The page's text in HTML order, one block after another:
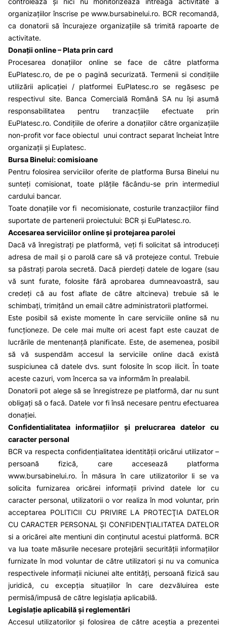
organizațiilor înscrise pewww.bursabinelui.ro. BCR recomandă,
ca donatorii să încurajeze organizațiile să trimită rapoarte de
activitate.
Donații online – Plata prin card
Procesarea donațiilor online se face de către platforma
EuPlatesc.ro, de pe o pagină securizată. Termenii si condițiile
utilizării aplicației / platformei EuPlatesc.ro se regăsesc pe
respectivul site. Banca Comercială Română SA nu își asumă
responsabilitatea pentru tranzacțiile efectuate prin
EuPlatesc.ro. Condițiile de oferire a donațiilor către organizațiile
non-profit vor face obiectul unui contract separat încheiat între
organizații și Euplatesc.
Bursa Binelui: comisioane
Pentru folosirea serviciilor oferite de platforma Bursa Binelui nu
sunteți comisionat, toate plățile făcându-se prin intermediul
cardului bancar.
Toate donațiile vor fi necomisionate, costurile tranzacțiilor fiind
suportate de partenerii proiectului: BCR și EuPlatesc.ro.
Accesarea serviciilor online și protejarea parolei
Dacă vă înregistrați pe platformă, veți fi solicitat să introduceți
adresa de mail și o parolă care să vă protejeze contul. Trebuie
sa păstrați parola secretă. Dacă pierdeți datele de logare (sau
vă sunt furate, folosite fără aprobarea dumneavoastră, sau
credeți că au fost aflate de către altcineva) trebuie să le
schimbați, trimițând un email către administratorii platformei.
Este posibil să existe momente în care serviciile online să nu
funcționeze. De cele mai multe ori acest fapt este cauzat de
lucrările de mentenanță planificate. Este, de asemenea, posibil
să vă suspendăm accesul la serviciile online dacă există
suspiciunea că datele dvs. sunt folosite în scop ilicit. În toate
aceste cazuri, vom încerca sa va informăm în prealabil.
Donatorii pot alege să se înregistreze pe platformă, dar nu sunt
obligați să o facă. Datele vor fi însă necesare pentru efectuarea
donației.
Confidentialitatea informațiilor și prelucrarea datelor cu
caracter personal
BCR va respecta confidențialitatea identității oricărui utilizator –
persoană fizică, care accesează platforma
www.bursabinelui.ro. În măsura în care utilizatorilor li se va
solicita furnizarea oricărei informații privind datele lor cu
caracter personal, utilizatorii o vor realiza în mod voluntar, prin
acceptarea POLITICII CU PRIVIRE LA PROTECŢIA DATELOR
CU CARACTER PERSONAL ŞI CONFIDENŢIALITATEA DATELOR
si a oricărei alte mentiuni din conținutul acestui platformă. BCR
va lua toate măsurile necesare protejării securității informațiilor
furnizate în mod voluntar de către utilizatori și nu va comunica
respectivele informații niciunei alte entități, persoană fizică sau
juridică, cu excepția situațiilor în care dezvăluirea este
permisă/impusă de către legislația aplicabilă.
Legislație aplicabilă și reglementări
Accesul utilizatorilor și folosirea de către aceștia a prezentei